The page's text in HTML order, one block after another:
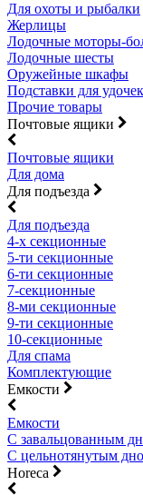
Для охоты и рыбалки
Жерлицы
Лодочные моторы-
Лодочные шесты
Оружейные шкафы
Подставки для удочек
Прочие товары
Почтовые ящики
Почтовые ящики
Для дома
Для подъезда
Для подъезда
4-х секционные
5-ти секционные
6-ти секционные
7-секционные
8-ми секционные
9-ти секционные
10-секционные
Для спама
Комплектующие
Емкости
Емкости
С завальцованным
С цельнотянутым
Horeca